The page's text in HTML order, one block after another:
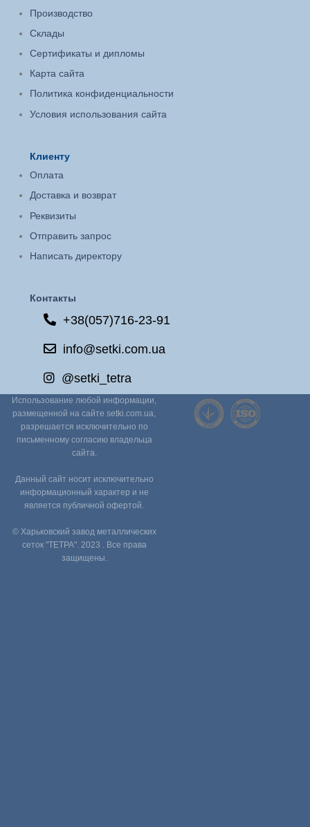
Производство
Склады
Сертификаты и дипломы
Карта сайта
Политика конфиденциальности
Условия использования сайта
Клиенту
Оплата
Доставка и возврат
Реквизиты
Отправить запрос
Написать директору
Контакты
+38(057)716-23-91
info@setki.com.ua
@setki_tetra
Использование любой информации,
размещенной на сайте setki.com.ua,
разрешается исключительно по
письменному согласию владельца
сайта.
Данный сайт носит исключительно
информационный характер и не
является публичной офертой.
© Харьковский завод металлических
сеток "ТЕТРА". 2023 . Все права
защищены.